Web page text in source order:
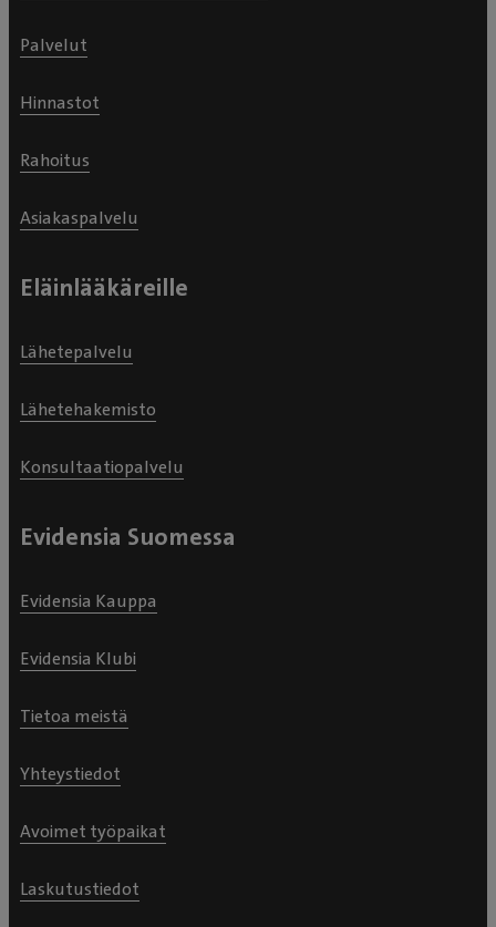
Palvelut
Hinnastot
Rahoitus
Asiakaspalvelu
Eläinlääkäreille
Lähetepalvelu
Lähetehakemisto
Konsultaatiopalvelu
Evidensia Suomessa
Evidensia Kauppa
Evidensia Klubi
Tietoa meistä
Yhteystiedot
Avoimet työpaikat
Laskutustiedot